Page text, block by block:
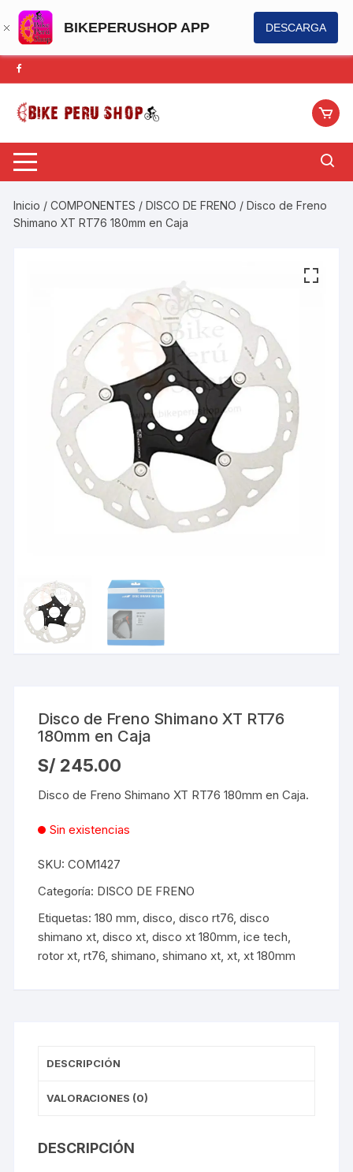
BIKEPERUSHOP APP DESCARGA
Saltar
al
contenido
Inicio /COMPONENTES /DISCO DE FRENO / Disco de Freno
Shimano XT RT76 180mm en Caja
Disco de Freno Shimano XT RT76
180mm en Caja
S/ 245.00
Disco de Freno Shimano XT RT76 180mm en Caja.
Sin existencias
SKU:COM1427
Categoría: DISCO DE FRENO
Etiquetas:180 mm ,disco ,disco rt76 ,disco
shimano xt ,disco xt ,disco xt 180mm ,ice tech
rotor xt ,rt76 ,shimano ,shimano xt xt xt 180mm
DESCRIPCIÓN
VALORACIONES (0)
DESCRIPCIÓN